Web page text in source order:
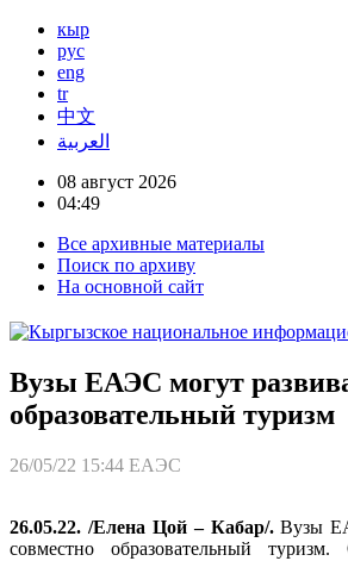
кыр
рус
eng
tr
中文
العربية
08 август 2026
04:49
Все архивные материалы
Поиск по архиву
На основной сайт
Вузы ЕАЭС могут
образовательный туризм
26/05/22 15:44 ЕАЭС
26.05.22. /Елена Цой – Кабар/.Вузы
совместно образовательный